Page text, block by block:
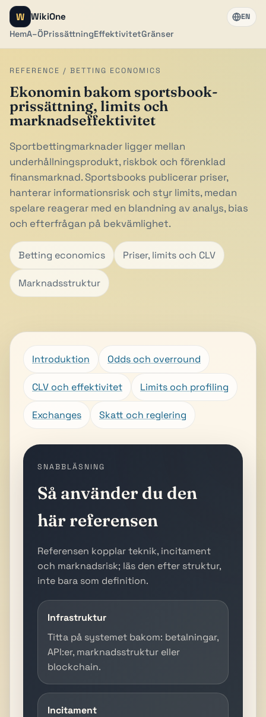
W WikiOne
HemA–ÖPrissättningEffektivitetGränser
EN
REFERENCE / BETTING ECONOMICS
Ekonomin bakom sportsbook-
prissättning, limits och
marknadseffektivitet
Sportbettingmarknader ligger mellan
underhållningsprodukt, riskbok och förenklad
finansmarknad. Sportsbooks publicerar priser,
hanterar informationsrisk och styr limits, medan
spelare reagerar med en blandning av analys, bias
och efterfrågan på bekvämlighet.
Betting economics Priser, limits och CLV
Marknadsstruktur
Introduktion Odds och overround
CLV och effektivitet Limits och profiling
Exchanges Skatt och reglering
SNABBLÄSNING
Så använder du den
här referensen
Referensen kopplar teknik, incitament
och marknadsrisk; läs den efter struktur,
inte bara som definition.
Infrastruktur
Titta på systemet bakom: betalningar,
API:er, marknadsstruktur eller
blockchain.
Incitament